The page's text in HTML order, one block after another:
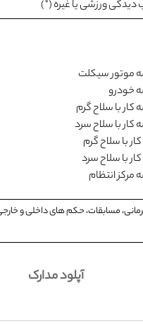
موتور سیکلت
خودرو
کار با سلاح گرم
کار با سلاح سرد
با سلاح گرم
با سلاح سرد
مرکز انتظام
آپلود مدارک